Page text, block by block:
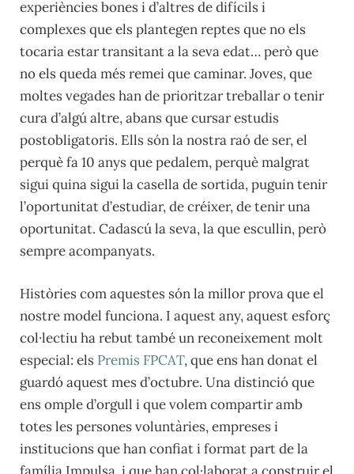
experiències bones i d’altres de difícils i
complexes que els plantegen reptes que no els
tocaria estar transitant a la seva edat… però que
no els queda més remei que caminar. Joves, que
moltes vegades han de prioritzar treballar o tenir
cura d’algú altre, abans que cursar estudis
postobligatoris. Ells són la nostra raó de ser, el
perquè fa 10 anys que pedalem, perquè malgrat
sigui quina sigui la casella de sortida, puguin tenir
l’oportunitat d’estudiar, de créixer, de tenir una
oportunitat. Cadascú la seva, la que escullin, però
sempre acompanyats.
Històries com aquestes són la millor prova que el
nostre model funciona. I aquest any, aquest esforç
col·lectiu ha rebut també un reconeixement molt
especial: els Premis FPCAT, que ens han donat el
guardó aquest mes d’octubre. Una distinció que
ens omple d’orgull i que volem compartir amb
totes les persones voluntàries, empreses i
institucions que han confiat i format part de la